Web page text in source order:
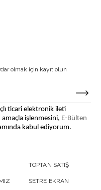
olmak için kayıt olun
ticari elektronik ileti
işlenmesini, E-Bülten
kabul ediyorum.
TOPTAN SATIŞ
SETRE EKRAN